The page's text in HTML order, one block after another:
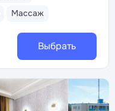
Массаж
Выбрать